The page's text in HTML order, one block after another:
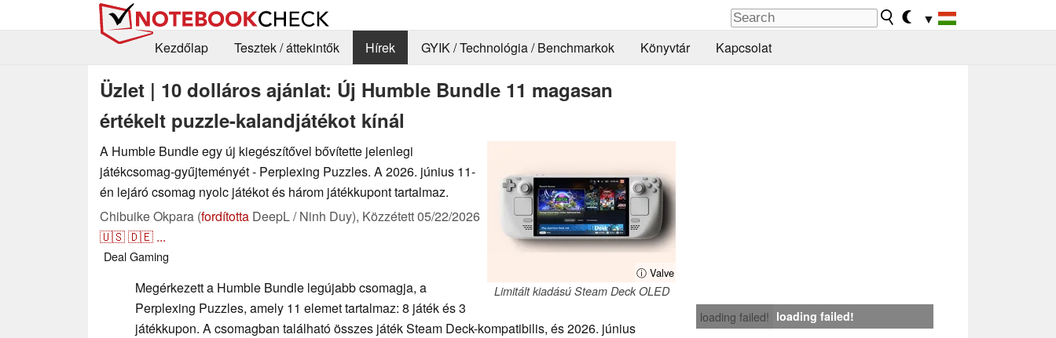
▼
Kezdőlap
Tesztek / áttekintők Hírek GYIK / Technológia / Benchmarkok Könyvtár Kapcsolat
Üzlet | 10 dolláros ajánlat: Új Humble Bundle 11 magasan
értékelt puzzle-kalandjátékot kínál
ⓘ Valve
Limitált kiadású Steam Deck OLED
A Humble Bundle egy új kiegészítővel bővítette jelenlegi
játékcsomag-gyűjteményét - Perplexing Puzzles. A 2026. június 11-
én lejáró csomag nyolc játékot és három játékkupont tartalmaz.
Chibuike Okpara (fordította DeepL / Ninh Duy), Közzétett05/22/2026
🇺🇸🇩🇪 ...
DealGaming
loading failed! loading failed!
Megérkezett a Humble Bundle legújabb csomagja, a
Perplexing Puzzles, amely 11 elemet tartalmaz: 8 játék és 3
játékkupon. A csomagban található összes játék Steam Deck-kompatibilis, és 2026. június